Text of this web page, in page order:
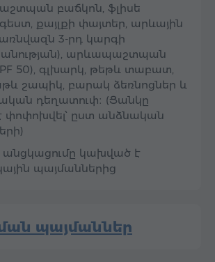
բաճկոն, ֆլիսե
քայլքի փայտեր, արևային
3-րդ կարգի
արևապաշտպան
50), գլխարկ, թեթև տաբատ,
շապիկ, բարակ ձեռնոցներ և
դեղատուփ։ (Ցանկը
փոփոխվել՝ ըստ անձնական
անցկացումը կախված է
պայմաններից
պայմաններ